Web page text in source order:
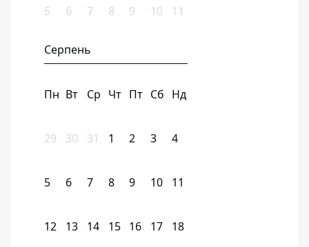
5 6 7 8 9 10 11
Серпень
Пн Вт Ср Чт Пт Сб Нд
29 30 31 1 2 3 4
5 6 7 8 9 10 11
12 13 14 15 16 17 18